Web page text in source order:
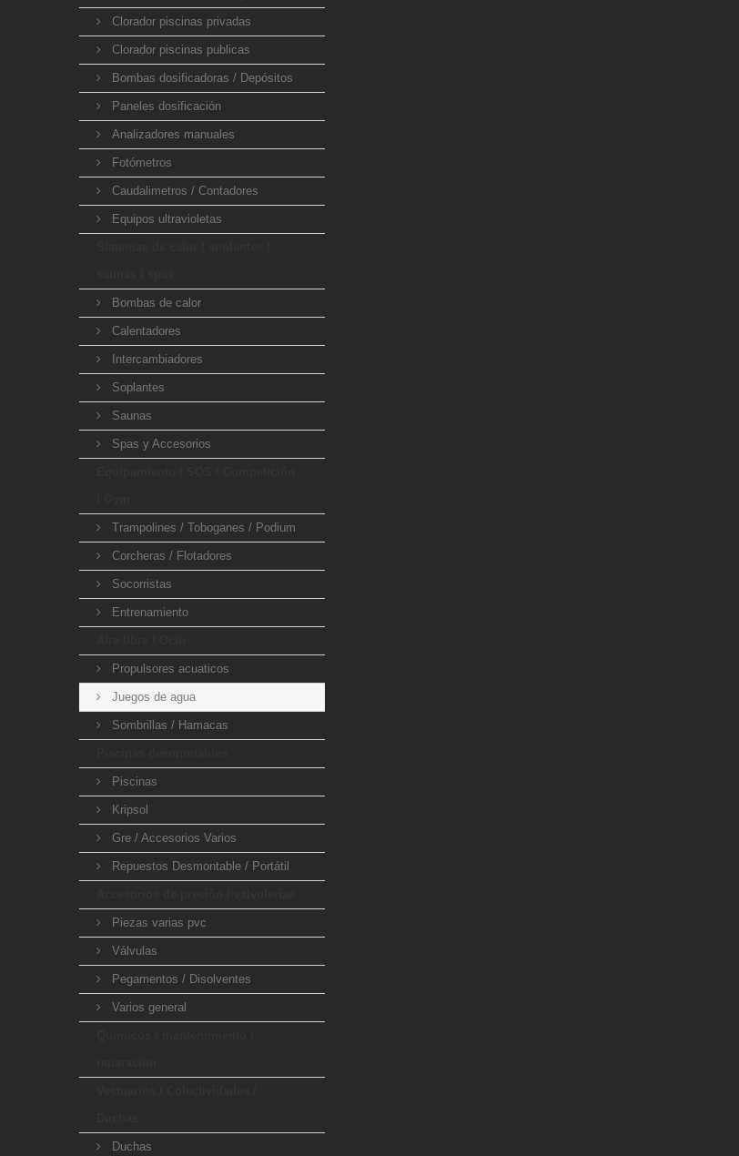
Clorador piscinas privadas
Clorador piscinas publicas
Bombas dosificadoras / Depósitos
Paneles dosificación
Analizadores manuales
Fotómetros
Caudalimetros / Contadores
Equipos ultravioletas
Bombas de calor
Calentadores
Intercambiadores
Soplantes
Saunas
Spas y Accesorios
Trampolines / Toboganes / Podium
Corcheras / Flotadores
Socorristas
Entrenamiento
Propulsores acuaticos
Juegos de agua
Sombrillas / Hamacas
Piscinas
Kripsol
Gre / Accesorios Varios
Repuestos Desmontable / Portátil
Piezas varias pvc
Válvulas
Pegamentos / Disolventes
Varios general
Duchas